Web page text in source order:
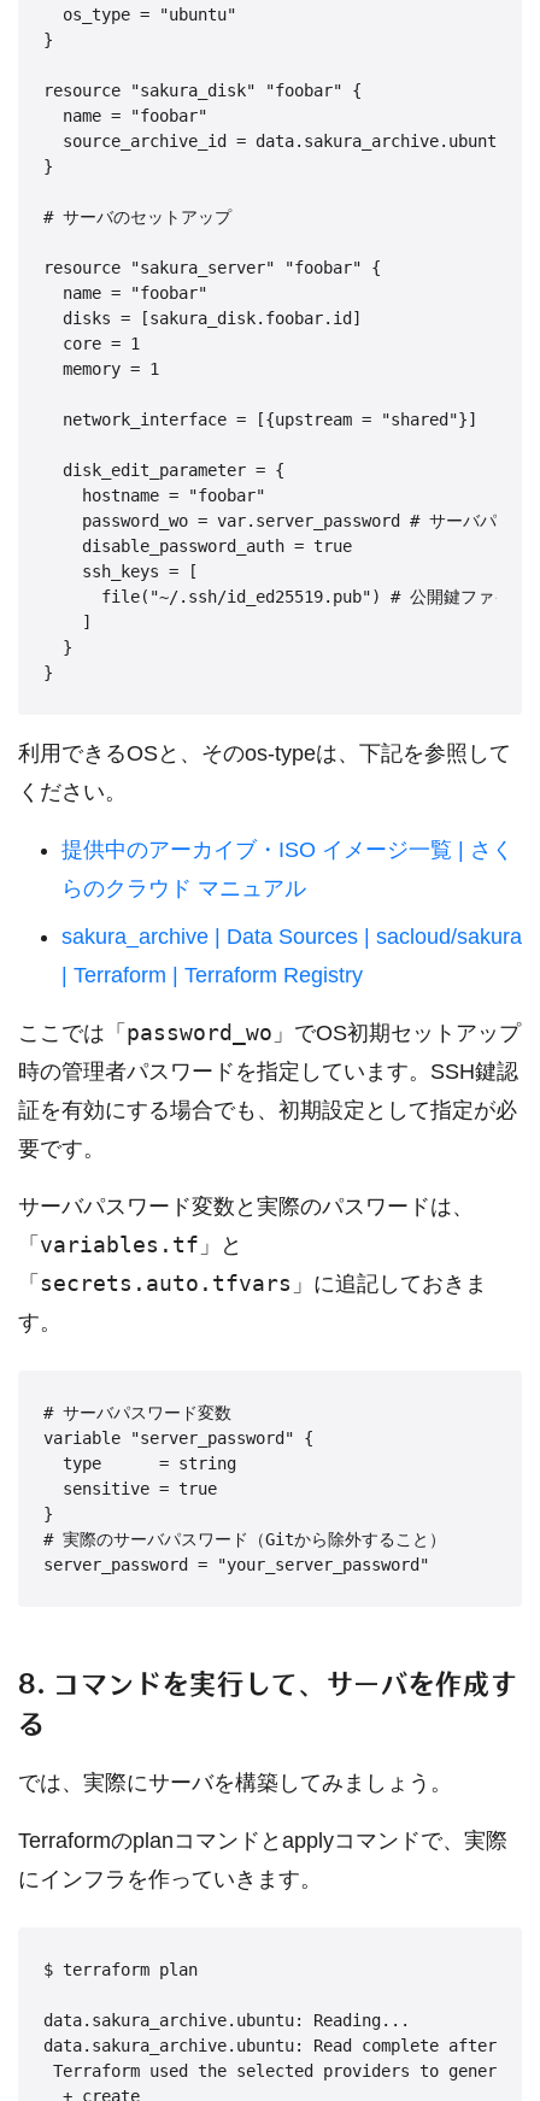
  os_type = "ubuntu"
}
resource "sakura_disk" "foobar" {
  name = "foobar"
  source_archive_id = data.sakura_archive.ubuntu.id
}
# サーバのセットアップ
resource "sakura_server" "foobar" {
  name = "foobar"
  disks = [sakura_disk.foobar.id]
  core = 1
  memory = 1
  network_interface = [{upstream = "shared"}]
  disk_edit_parameter = {
    hostname = "foobar"
password_wo = var.server_password # サーバパスワ
    disable_password_auth = true
    ssh_keys = [
file("~/.ssh/id_ed25519.pub") # 公開鍵ファイル
    ]
  }
}
利用できるOSと、そのos-typeは、下記を参照して
ください。
提供中のアーカイブ・ISO イメージ一覧 | さく
らのクラウド マニュアル
sakura_archive | Data Sources | sacloud/sakura
| Terraform | Terraform Registry
ここでは「 password_wo 」でOS初期セットアップ
時の管理者パスワードを指定しています。SSH鍵認
証を有効にする場合でも、初期設定として指定が必
要です。
サーバパスワード変数と実際のパスワードは、
「 variables.tf 」と
「 secrets.auto.tfvars 」に追記しておきま
す。
# サーバパスワード変数
variable "server_password" {
  type      = string
  sensitive = true
}
# 実際のサーバパスワード（Gitから除外すること）
server_password = "your_server_password"
8. コマンドを実行して、サーバを作成す
る
では、実際にサーバを構築してみましょう。
Terraformのplanコマンドとapplyコマンドで、実際
にインフラを作っていきます。
$ terraform plan
data.sakura_archive.ubuntu: Reading...
data.sakura_archive.ubuntu: Read complete after 1s
Terraform used the selected providers to
  + create